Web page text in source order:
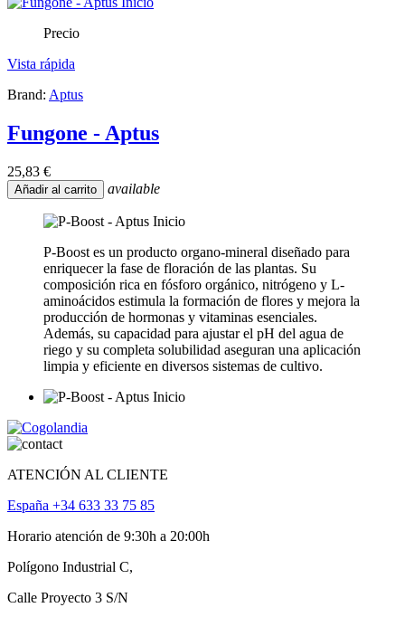
Precio
Vista rápida
Brand: Aptus
Fungone - Aptus
25,83 €
Añadir al carrito available
P-Boost es un producto organo-mineral diseñado para
enriquecer la fase de floración de las plantas. Su
composición rica en fósforo orgánico, nitrógeno y L-
aminoácidos estimula la formación de flores y mejora la
producción de hormonas y vitaminas esenciales.
Además, su capacidad para ajustar el pH del agua de
riego y su completa solubilidad aseguran una aplicación
limpia y eficiente en diversos sistemas de cultivo.
ATENCIÓN AL CLIENTE
España +34 633 33 75 85
Horario atención de 9:30h a 20:00h
Polígono Industrial C,
Calle Proyecto 3 S/N